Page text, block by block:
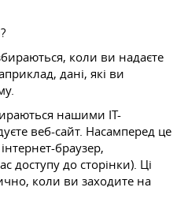
коли ви надаєте
дані, які ви
нашими ІТ-
веб-сайт. Насамперед це
браузер,
доступу до сторінки). Ці
коли ви заходите на